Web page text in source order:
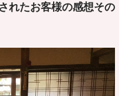
れたお客様の感想その